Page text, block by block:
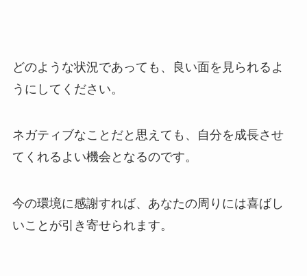
どのような状況であっても、良い面を見られるよ
うにしてください。
ネガティブなことだと思えても、自分を成長させ
てくれるよい機会となるのです。
今の環境に感謝すれば、あなたの周りには喜ばし
いことが引き寄せられます。